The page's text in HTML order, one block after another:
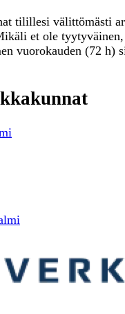
tilillesi välittömästi
et ole
vuorokauden (72 h)